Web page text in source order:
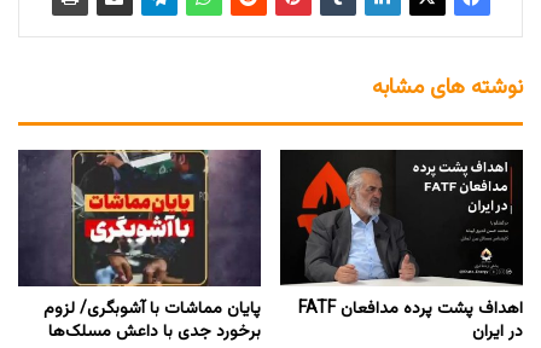
نوشته های مشابه
اهداف پشت پرده مدافعان FATF
در ایران
پایان مماشات با آشوبگری/ لزوم
برخورد جدی با داعش مسلک‌ها